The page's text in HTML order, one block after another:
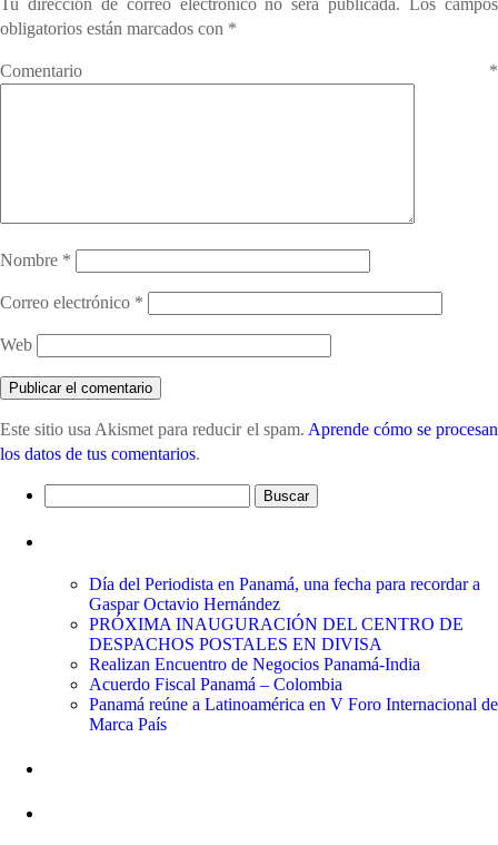
Tu dirección de correo electrónico no será publicada. Los campos
obligatorios están marcados con *
Comentario *
Nombre *
Correo electrónico *
Web
Este sitio usa Akismet para reducir el spam. Aprende cómo se procesan
los datos de tus comentarios.
Día del Periodista en Panamá, una fecha para recordar a
Gaspar Octavio Hernández
PRÓXIMA INAUGURACIÓN DEL CENTRO DE
DESPACHOS POSTALES EN DIVISA
Realizan Encuentro de Negocios Panamá-India
Acuerdo Fiscal Panamá – Colombia
Panamá reúne a Latinoamérica en V Foro Internacional de
Marca País